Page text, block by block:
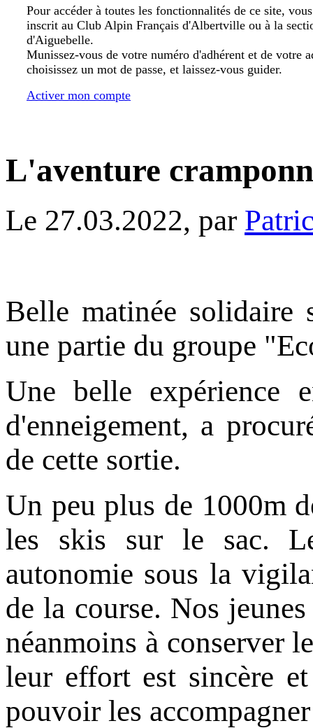
Pour accéder à toutes les fonctionnalités de ce site,
inscrit au Club Alpin Français d'Albertville ou à la
d'Aiguebelle.
Munissez-vous de votre numéro d'adhérent et de votre
choisissez un mot de passe, et laissez-vous guider.
Activer mon compte
L'aventure
Le 27.03.2022, par
Belle matinée solidaire
une partie du groupe
Une belle expérience
d'enneigement, a
de cette sortie.
Un peu plus de 1000m
les skis sur le sac.
autonomie sous la
de la course. Nos
néanmoins à conserver
leur effort est sincère
pouvoir les